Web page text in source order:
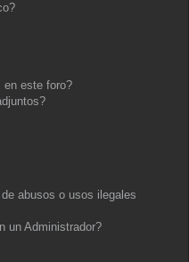
en este foro?
abusos o usos ilegales
un Administrador?